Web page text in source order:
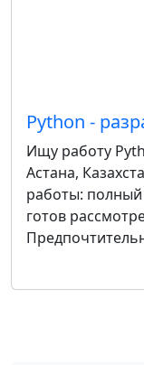
Python -
Ищу работу
Астана,
работы: полный
готов